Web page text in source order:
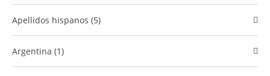
Apellidos hispanos (5)
Argentina (1)